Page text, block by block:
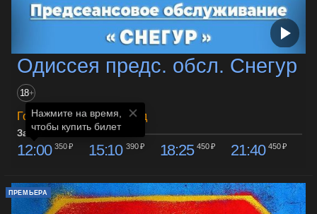
Одиссея предс. обсл. Снегур
18+
Гостиный двор Голливуд
Зал 6
12:00 350 ₽ 15:10 390 ₽ 18:25 450 ₽ 21:40 450 ₽
ПРЕМЬЕРА
Нажмите на время,
чтобы купить билет